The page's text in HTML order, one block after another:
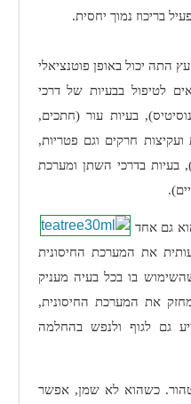
בריכוז נמוך יחסית.
התה יכול באופן פוטנציאלי
לטיפול בבעיות של דרכי
בעיות עור (חתכים,
חרקים וגם פטריות,
בעיות בדרכי השתן ומערכת
גם אחד
את המערכת החיסונית
בו בכל בעיה מעניק
את המערכת החיסונית,
גם לגוף ולנפש בהחלמה
כשהוא לא שמן, אפשר